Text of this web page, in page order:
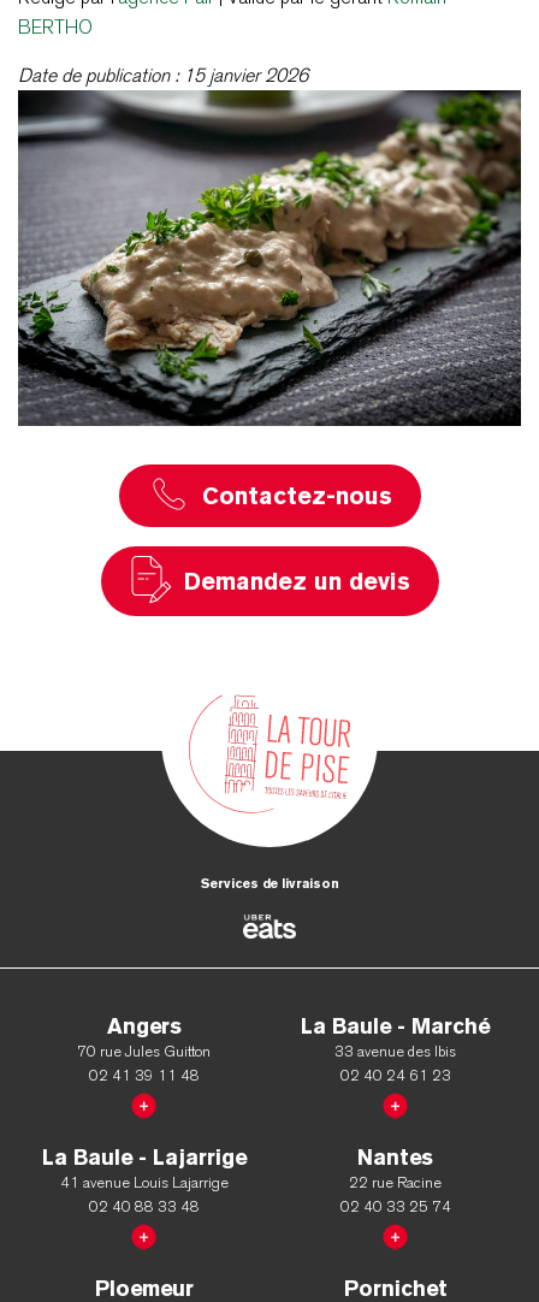
BERTHO
Date de publication : 15 janvier 2026
Contactez-nous
Demandez un devis
Services de livraison
Angers
70 rue Jules Guitton
02 41 39 11 48
La Baule - Marché
33 avenue des Ibis
02 40 24 61 23
La Baule - Lajarrige
41 avenue Louis Lajarrige
02 40 88 33 48
Nantes
22 rue Racine
02 40 33 25 74
Ploemeur Pornichet